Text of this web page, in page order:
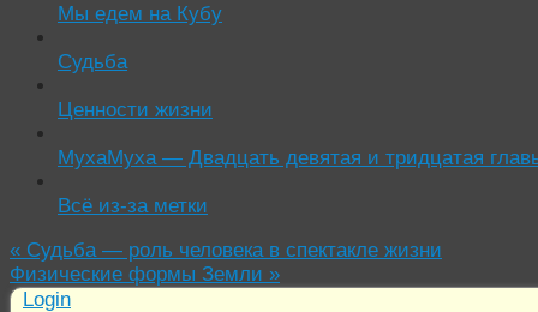
Мы едем на Кубу
Судьба
Ценности жизни
МухаМуха — Двадцать девятая и тридцатая
Всё из-за метки
« Судьба — роль человека в спектакле жизни
Физические формы Земли »
Login